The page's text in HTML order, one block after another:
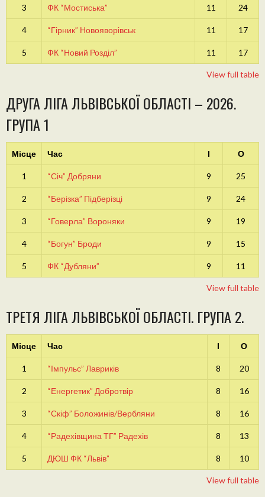
3 ФК “Мостиська” 11 24
4 “Гірник” Новояворівськ 11 17
5 ФК “Новий Розділ” 11 17
View full table
ДРУГА ЛІГА ЛЬВІВСЬКОЇ ОБЛАСТІ – 2026.
ГРУПА 1
Місце Час І О
1 “Січ” Добряни 9 25
2 “Берізка” Підберізці 9 24
3 “Говерла” Вороняки 9 19
4 “Богун” Броди 9 15
5 ФК “Дубляни” 9 11
View full table
ТРЕТЯ ЛІГА ЛЬВІВСЬКОЇ ОБЛАСТІ. ГРУПА 2.
Місце Час І О
1 “Імпульс” Лавриків 8 20
2 “Енергетик” Добротвір 8 16
3 “Скіф” Боложинів/Вербляни 8 16
4 “Радехівщина ТГ” Радехів 8 13
5 ДЮШ ФК “Львів” 8 10
View full table